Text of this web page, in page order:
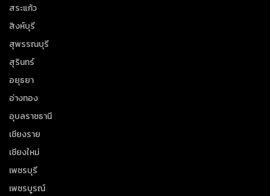
สระแก้ว
สิงห์บุรี
สุพรรณบุรี
สุรินทร์
อยุธยา
อ่างทอง
อุบลราชธานี
เชียงราย
เชียงใหม่
เพชรบุรี
เพชรบูรณ์